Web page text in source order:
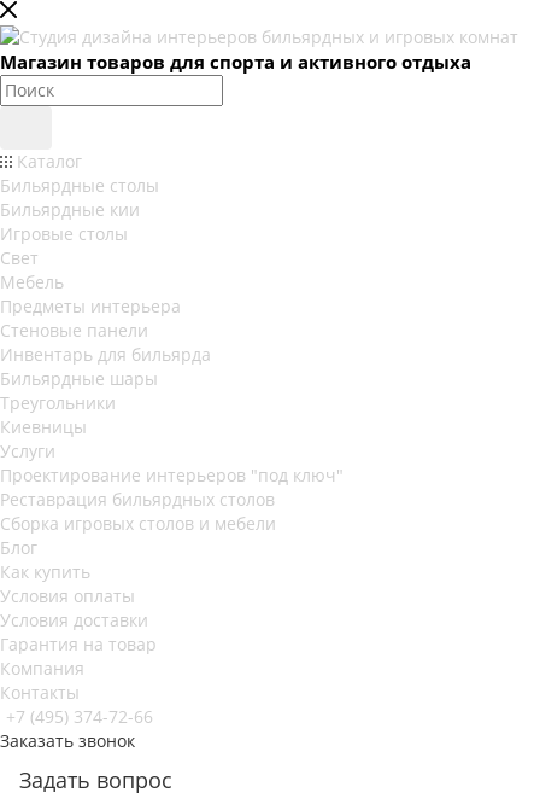
Магазин товаров для спорта и активного отдыха
Каталог
Бильярдные столы
Бильярдные кии
Игровые столы
Свет
Мебель
Предметы интерьера
Стеновые панели
Инвентарь для бильярда
Бильярдные шары
Треугольники
Киевницы
Услуги
Проектирование интерьеров "под ключ"
Реставрация бильярдных столов
Сборка игровых столов и мебели
Блог
Как купить
Условия оплаты
Условия доставки
Гарантия на товар
Компания
Контакты
+7 (495) 374-72-66
Заказать звонок
Задать вопрос